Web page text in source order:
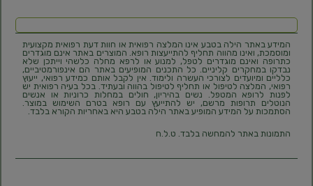
המידע באתר הילה בטבע אינו המלצה רפואית או חוות דעת רפואית מקצועית
ומוסמכת, ואינו מהווה תחליף להתייעצות רופא. המוצרים באתר אינם מוגדרים
כתרופה ואינם מוגדרים לטפל, למנוע או לרפא מחלה כלשהי וייתכן שלא
נבדקו במחקרים קליניים. כל התכנים המופיעים באתר הם אינפורמטיביים,
כלליים ומיועדים לצורכי העשרה ולימוד. אין לקבל אותם כמידע רפואי, ייעוץ
רפואי, המלצה לטיפול או תחליף לטיפול בהווה ובעתיד. בכל בעיה רפואית יש
לפנות לרופא המטפל. נשים בהיריון, חולים במחלות כרוניות או אנשים
הנוטלים תרופות מרשם, יש להתייעץ עם רופא בטרם השימוש במוצר.
הסתמכות על המידע המופיע באתר הילה בטבע היא באחריות הקורא בלבד.
התמונות באתר להמחשה בלבד. ט.ל.ח